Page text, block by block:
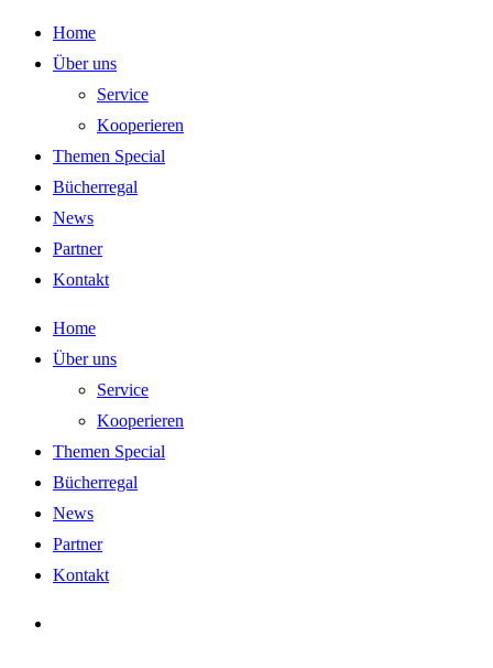
Zum
Inhalt
Home
Über uns
Service
Kooperieren
Themen Special
Bücherregal
News
Partner
Kontakt
Home
Über uns
Service
Kooperieren
Themen Special
Bücherregal
News
Partner
Kontakt